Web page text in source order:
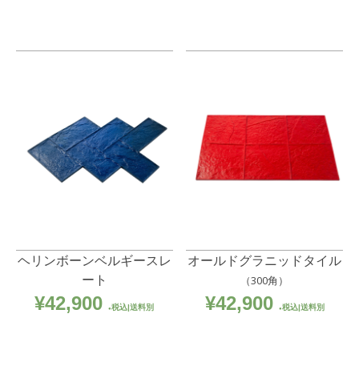
ヘリンボーンベルギースレ
ート
¥42,900 税込|送料別
オールドグラニッドタイル
（300角）
¥42,900 税込|送料別